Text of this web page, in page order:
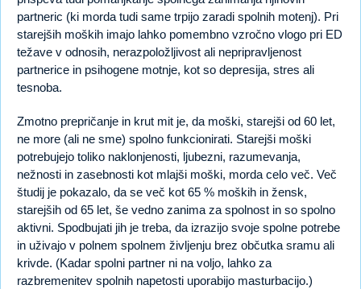
partneric (ki morda tudi same trpijo zaradi spolnih motenj). Pri
starejših moških imajo lahko pomembno vzročno vlogo pri ED
težave v odnosih, nerazpoložljivost ali nepripravljenost
partnerice in psihogene motnje, kot so depresija, stres ali
tesnoba.
Zmotno prepričanje in krut mit je, da moški, starejši od 60 let,
ne more (ali ne sme) spolno funkcionirati. Starejši moški
potrebujejo toliko naklonjenosti, ljubezni, razumevanja,
nežnosti in zasebnosti kot mlajši moški, morda celo več. Več
študij je pokazalo, da se več kot 65 % moških in žensk,
starejših od 65 let, še vedno zanima za spolnost in so spolno
aktivni. Spodbujati jih je treba, da izrazijo svoje spolne potrebe
in uživajo v polnem spolnem življenju brez občutka sramu ali
krivde. (Kadar spolni partner ni na voljo, lahko za
razbremenitev spolnih napetosti uporabijo masturbacijo.)